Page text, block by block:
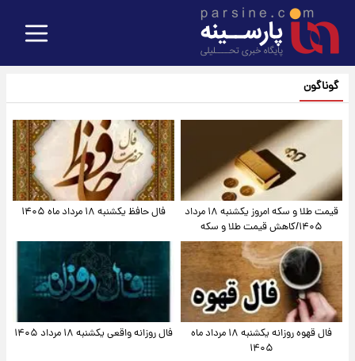
گوناگون
قیمت طلا و سکه امروز یکشنبه ۱۸ مرداد
۱۴۰۵/کاهش قیمت طلا و سکه
فال حافظ یکشنبه ۱۸ مرداد ماه ۱۴۰۵
فال قهوه روزانه یکشنبه ۱۸ مرداد ماه
۱۴۰۵
فال روزانه واقعی یکشنبه ۱۸ مرداد ۱۴۰۵